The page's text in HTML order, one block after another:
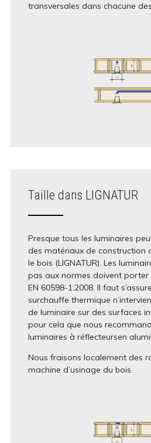
transversales dans chacune
Taille dans LIGNATUR
Presque tous les luminaires
des matériaux de construction
le bois (LIGNATUR). Les
pas aux normes doivent porter
EN 60598-1:2008. Il faut
surchauffe thermique
de luminaire sur des surfaces
pour cela que nous
luminaires à réflecteursen
Nous fraisons localement des
machine d’usinage du bois.